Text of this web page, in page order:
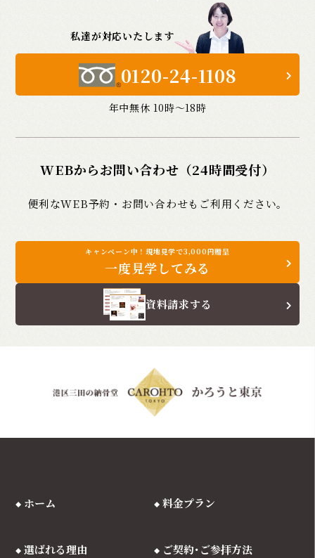
私達が対応いたします
0120-24-1108
年中無休 10時〜18時
WEBからお問い合わせ（24時間受付）
便利なWEB予約・お問い合わせもご利用ください。
キャンペーン中！現地見学で3,000円贈呈
一度見学してみる
資料請求する
ホーム
選ばれる理由
料金プラン
ご契約･ご参拝方法